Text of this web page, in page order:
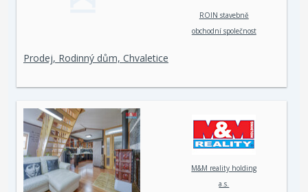
ROIN stavebně
obchodní společnost
Prodej, Rodinný dům, Chvaletice
M&M reality holding
a.s.